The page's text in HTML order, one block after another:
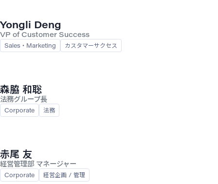
Yongli Deng
VP of Customer Success
Sales・Marketing カスタマーサクセス
森脇 和聡
法務グループ長
Corporate 法務
赤尾 友
経営管理部 マネージャー
Corporate 経営企画 / 管理